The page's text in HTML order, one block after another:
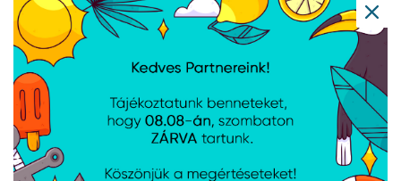
Apple MBA 13.6:
MIDNIGHT/M5 10C
CPU/8C
GPU/16GB/512GB-MAG
Apple MB NEO 13:
INDIGO/A18 PRO 6C
CPU/5C GPU/8GB/512GB-
MAG